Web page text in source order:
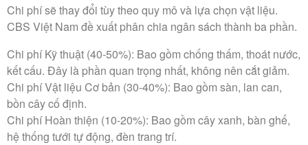
Chi phí sẽ thay đổi tùy theo quy mô và lựa chọn vật liệu.
CBS Việt Nam đề xuất phân chia ngân sách thành ba phần.
Chi phí Kỹ thuật (40-50%): Bao gồm chống thấm, thoát nước,
kết cấu. Đây là phần quan trọng nhất, không nên cắt giảm.
Chi phí Vật liệu Cơ bản (30-40%): Bao gồm sàn, lan can,
bồn cây cố định.
Chi phí Hoàn thiện (10-20%): Bao gồm cây xanh, bàn ghế,
hệ thống tưới tự động, đèn trang trí.